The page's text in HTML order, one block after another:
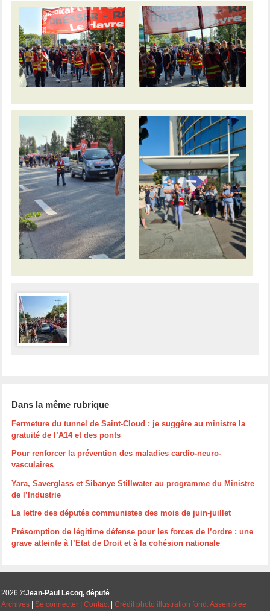
Dans la même rubrique
Fermeture du tunnel de Saint-Cloud : je suggère au ministre la
gratuité de l’A14 et des ponts
Pour renforcer la prévention des maladies cardio-neuro-
vasculaires
Yara, Saverglass et Sibanye Stillwater au programme du Ministre
de l’Industrie
La lettre des députés communistes des mois de juin-juillet
Présomption de légitime défense pour les forces de l’ordre : une
grave atteinte à l’Etat de Droit et à la cohésion nationale
2026 ©Jean-Paul Lecoq, député
Archives| Se connecter| Contact| Crédit photo illustration fond: Assemblée